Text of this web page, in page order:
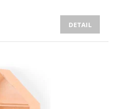
DETAIL